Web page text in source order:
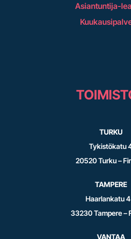
Asiantuntija-
TURKU
Tykistökatu
20520 Turku –
TAMPERE
Haarlankatu 4
33230 Tampere –
VANTAA